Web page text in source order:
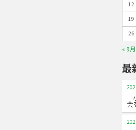
12
19
26
« 9月
最
会